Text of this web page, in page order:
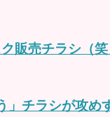
販売チラシ（
」チラシが攻め